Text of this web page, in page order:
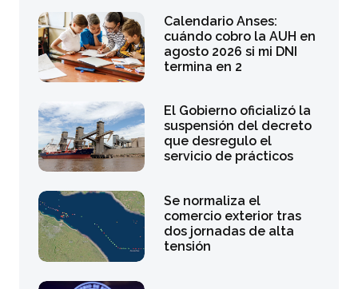
Calendario Anses:
cuándo cobro la AUH en
agosto 2026 si mi DNI
termina en 2
El Gobierno oficializó la
suspensión del decreto
que desregulo el
servicio de prácticos
Se normaliza el
comercio exterior tras
dos jornadas de alta
tensión